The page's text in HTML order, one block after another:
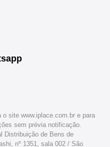
site www.iplace.com.br e para
sem prévia notificação.
Distribuição de Bens de
nº 1351, sala 002 / São